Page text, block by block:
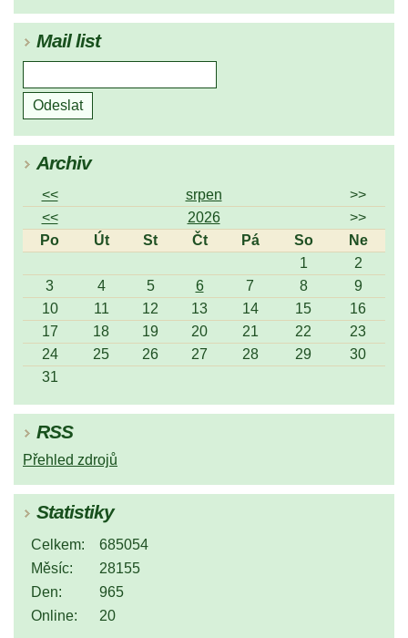
Mail list
Archiv
<< srpen
>>
<<
2026
>>
Po
Út St Čt Pá So
Ne
1
2
3
4 5 6 7 8
9
10
11 12 13 14 15
16
17
18 19 20 21 22
23
24
25 26 27 28 29
30
31
RSS
Přehled zdrojů
Statistiky
Online: 20
Celkem:
685054
Měsíc:
28155
Den:
965